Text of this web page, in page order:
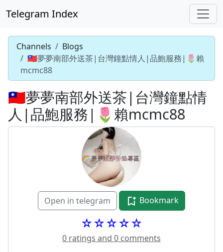
Telegram Index
Channels
Blogs
🇹🇼夢夢南部外送茶|台灣鐘點情人|品鮑服務|🌷賴
mcmc88
🇹🇼夢夢南部外送茶|台灣鐘點情
人|品鮑服務|🌷賴mcmc88
Open in telegram Bookmark
☆☆☆☆☆
0 ratings and 0 comments